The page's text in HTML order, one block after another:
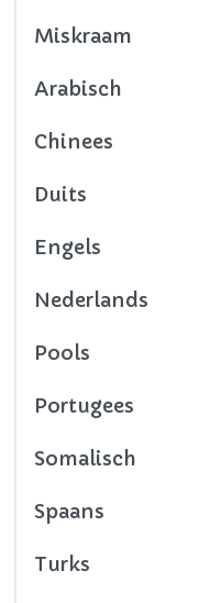
Miskraam
Arabisch
Chinees
Duits
Engels
Nederlands
Pools
Portugees
Somalisch
Spaans
Turks